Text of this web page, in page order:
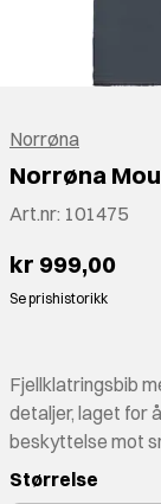
Norrøna
Norrøna
Art.nr: 101475
kr 999,00
Se prishistorikk
Fjellklatringsbib
detaljer, laget for
beskyttelse mot
Størrelse